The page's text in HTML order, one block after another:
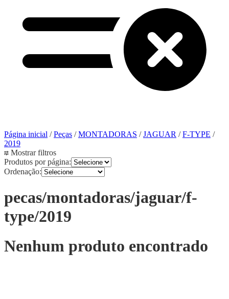
Página inicial /Peças /MONTADORAS /JAGUAR /F-TYPE /
2019
Mostrar filtros
Produtos por página:
Ordenação:
pecas/montadoras/jaguar/f-
type/2019
Nenhum produto encontrado